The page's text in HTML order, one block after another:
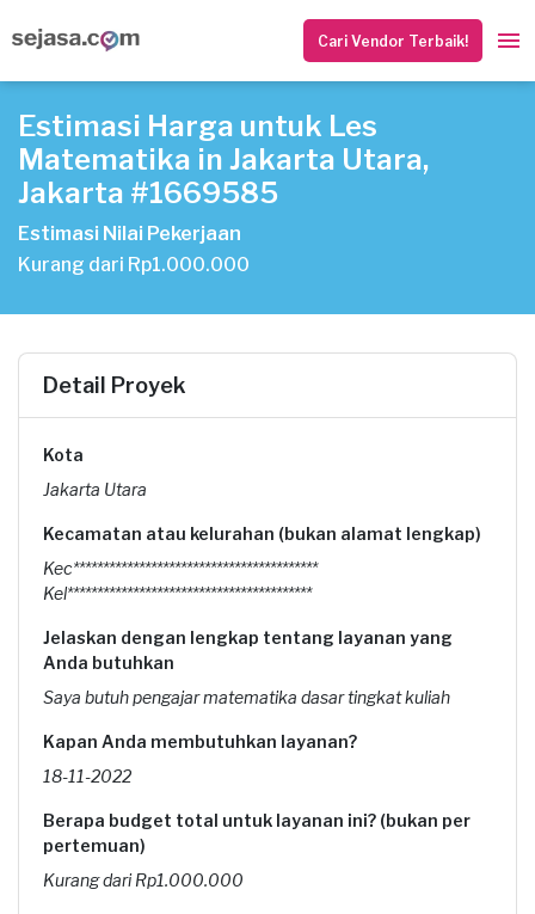
Cari Vendor Terbaik!
Estimasi Harga untuk Les
Matematika in Jakarta Utara,
Jakarta #1669585
Estimasi Nilai Pekerjaan
Kurang dari Rp1.000.000
Detail Proyek
Kota
Jakarta Utara
Kecamatan atau kelurahan (bukan alamat lengkap)
Kec*****************************************
Kel*****************************************
Jelaskan dengan lengkap tentang layanan yang
Anda butuhkan
Saya butuh pengajar matematika dasar tingkat kuliah
Kapan Anda membutuhkan layanan?
18-11-2022
Berapa budget total untuk layanan ini? (bukan per
pertemuan)
Kurang dari Rp1.000.000